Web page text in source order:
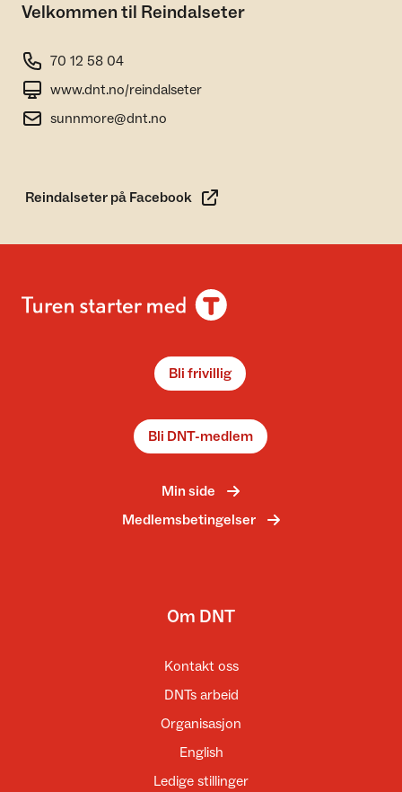
Velkommen til Reindalseter
70 12 58 04
www.dnt.no/reindalseter
sunnmore@dnt.no
Reindalseter på Facebook
Bli frivillig
Bli DNT-medlem
Min side
Medlemsbetingelser
Om DNT
Kontakt oss
DNTs arbeid
Organisasjon
English
Ledige stillinger